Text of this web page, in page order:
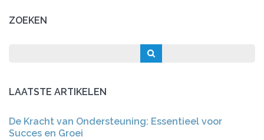
ZOEKEN
LAATSTE ARTIKELEN
De Kracht van Ondersteuning: Essentieel voor
Succes en Groei